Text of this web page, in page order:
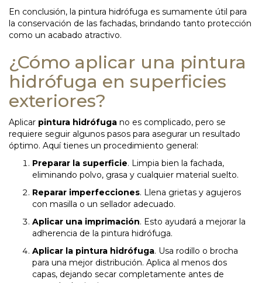
En conclusión, la pintura hidrófuga es sumamente útil para
la conservación de las fachadas, brindando tanto protección
como un acabado atractivo.
¿Cómo aplicar una pintura
hidrófuga en superficies
exteriores?
Aplicar pintura hidrófuga no es complicado, pero se
requiere seguir algunos pasos para asegurar un resultado
óptimo. Aquí tienes un procedimiento general:
Preparar la superficie. Limpia bien la fachada,
eliminando polvo, grasa y cualquier material suelto.
Reparar imperfecciones. Llena grietas y agujeros
con masilla o un sellador adecuado.
Aplicar una imprimación. Esto ayudará a mejorar la
adherencia de la pintura hidrófuga.
Aplicar la pintura hidrófuga. Usa rodillo o brocha
para una mejor distribución. Aplica al menos dos
capas, dejando secar completamente antes de